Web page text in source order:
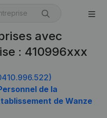
avec
: 410996xxx
de la
de Wanze